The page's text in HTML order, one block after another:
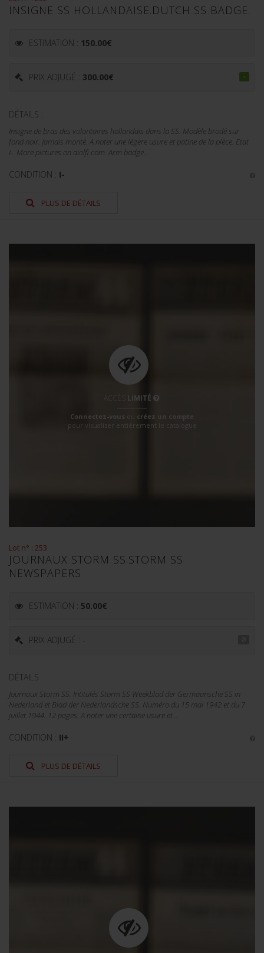
INSIGNE SS HOLLANDAISE.DUTCH SS BADGE.
ESTIMATION : 150.00€
PRIX ADJUGÉ : 300.00€
DÉTAILS :
Insigne de bras des volontaires hollandais dans la SS. Modèle brodé sur
fond noir. Jamais monté. A noter une légère usure et patine de la pièce. Etat
I-. More pictures on aiolfi.com. Arm badge...
CONDITION : I-
PLUS DE DÉTAILS
LIMITÉ
Connectez-vous ou créez un compte
pour visualiser entièrement le catalogue
Lot n° : 253
JOURNAUX STORM SS.STORM SS
NEWSPAPERS
ESTIMATION : 50.00€
PRIX ADJUGÉ : -
DÉTAILS :
Journaux Storm SS. Intitulés Storm SS Weekblad der Germaansche SS in
Nederland et Blad der Nederlandsche SS. Numéro du 15 mai 1942 et du 7
juillet 1944. 12 pages. A noter une certaine usure et...
CONDITION : II+
PLUS DE DÉTAILS